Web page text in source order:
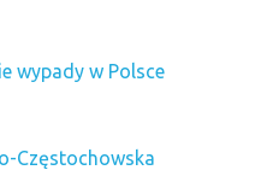
wypady w Polsce
Częstochowska